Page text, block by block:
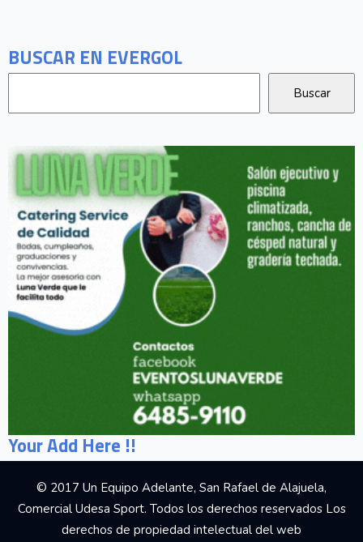
BUSCAR EN EVERGOL
Your Add Here !!
© 2017 Un Equipo Adelante, San Rafael de Alajuela,
Comercial Udesa Sport. Todos los derechos reservados Los
derechos de propiedad intelectual del web